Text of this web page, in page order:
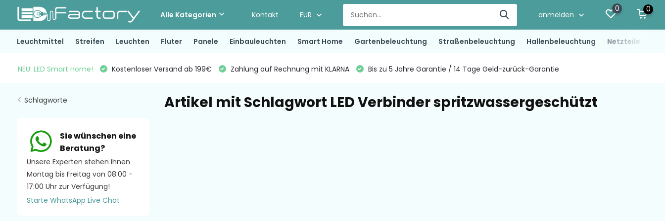
Alle Kategorien Kontakt EUR anmelden
0 0
Leuchtmittel Streifen Leuchten Fluter Panele Einbauleuchten Smart Home Gartenbeleuchtung Straßenbeleuchtung Hallenbeleuchtung Netzteile
NEU: LED Smart Home! Kostenloser Versand ab 199€ Zahlung auf Rechnung mit KLARNA Bis zu 5 Jahre Garantie / 14 Tage Geld-zurück-Garantie
Schlagworte
Sie wünschen eine
Beratung?
Unsere Experten stehen Ihnen
Montag bis Freitag von 08:00 -
17:00 Uhr zur Verfügung!
Starte WhatsApp Live Chat
Artikel mit Schlagwort LED Verbinder spritzwassergeschützt